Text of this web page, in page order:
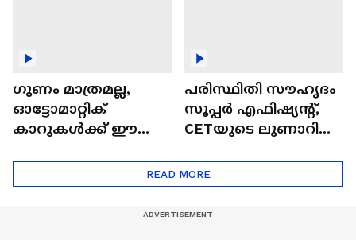
ഗുണം മാത്രമല്ല,
ഓട്ടോമാറ്റിക്
കാറുകൾക്ക് ഈ
പരിസ്ഥിതി സൗഹൃദം
സൂപ്പർ എഫിഷ്യന്റ്,
CETയുടെ ലുണാറിസ്
Eco Marathon 2025
READ MORE